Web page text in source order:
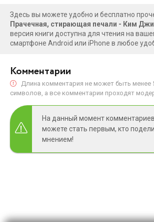
Здесь вы можете удобно и бесплатно
Прачечная, стирающая печали - Ким
версия книги доступна для чтения на
смартфоне Android или iPhone в любое
Комментарии
Длина комментария не может быть менее
символов, а все комментарии проходят
На данный момент
можете стать первым, кто
мнением!